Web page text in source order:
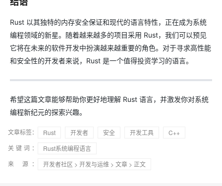
Rust 以其独特的内存安全保证和现代的语言特性，正在成为系统
编程领域的新星。随着越来越多的项目采用 Rust，我们可以预见
它将在未来的软件开发中扮演越来越重要的角色。对于寻求高性能
和安全性的开发者来说，Rust 是一个值得投资学习的语言。
希望这篇文章能够帮助你更好地理解 Rust 语言，并激发你对系统
编程新纪元的探索兴趣。
文章标签： Rust 开发者 安全 开发工具
C++
关键词：
Rust系统编程语言
来 源：
开发者社区 > 开发与运维 > 文章 > 正文